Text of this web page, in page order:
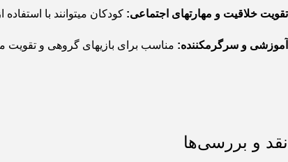
تقویت خلاقیت و مهارتهای اجتماعی: کودکان میتوانند با
آموزشی و سرگرمکننده: مناسب برای بازیهای گروهی و تقویت
نقد و بررسی‌ها